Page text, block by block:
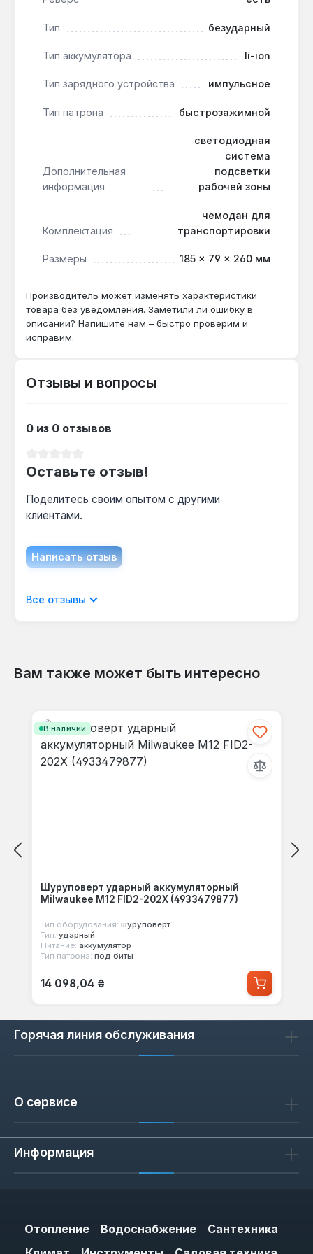
Производство — Китай.
температурах?
Да — литий-ионный аккумулятор сохраняет
защитой от пыли и влаги предотвращает
DDF480RMJ имеет крутящий момент 54 Нм
против 62 Нм у DDF481, но при этом легче на
200 г — предпочтительнее для длительного
Как часто нужно обслуживать редуктор?
Металлические шестерни не требуют смазки
после каждого использования.
Тип безударный
Тип аккумулятора li-ion
Тип зарядного устройства импульсное
Тип патрона быстрозажимной
Дополнительная
информация
светодиодная
система
подсветки
рабочей зоны
Комплектация
чемодан для
транспортировки
Размеры 185 × 79 × 260 мм
Производитель может изменять характеристики
товара без уведомления. Заметили ли ошибку в
описании? Напишите нам – быстро проверим и
исправим.
Отзывы и вопросы
0 из 0 отзывов
Оставьте отзыв!
Поделитесь своим опытом с другими
клиентами.
Написать отзыв
Отображать отзывы только на текущем
Все отзывы
Вам также может быть интересно
В наличии
Шуруповерт ударный аккумуляторный
Milwaukee M12 FID2-202X (4933479877)
Тип оборудования: шуруповерт
Тип: ударный
Питание: аккумулятор
Тип патрона: под биты
Обычная цена:
14 098,04 ₴
Горячая линия обслуживания
О сервисе
Информация
Отопление Водоснабжение
Сантехника